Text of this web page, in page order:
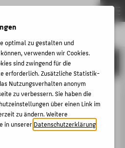
Berlin
/ Session Chair ›
optimal zu gestalten und
verwenden wir Cookies.
sind zwingend für die
erforderlich. Zusätzliche Statistik-
Nutzungsverhalten anonym
zu verbessern. Sie haben die
über einen Link im
zu ändern. Weitere
in unsererDatenschutzerklärung